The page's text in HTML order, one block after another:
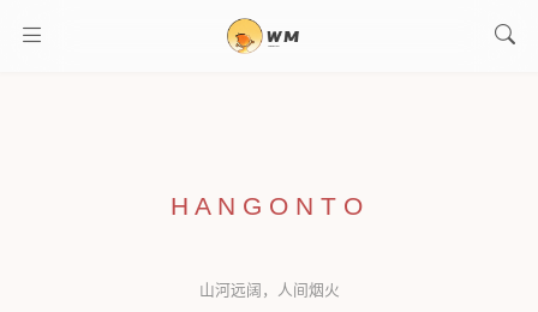
H A N G O N T O
山河远阔，人间烟火